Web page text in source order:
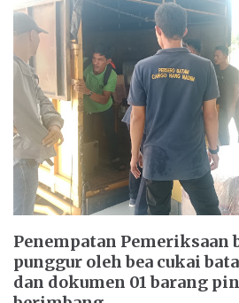
Penempatan Pemeriksaan
punggur oleh bea cukai
dan dokumen 01 barang